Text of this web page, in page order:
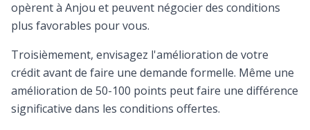
opèrent à Anjou et peuvent négocier des conditions
plus favorables pour vous.
Troisièmement, envisagez l'amélioration de votre
crédit avant de faire une demande formelle. Même une
amélioration de 50-100 points peut faire une différence
significative dans les conditions offertes.